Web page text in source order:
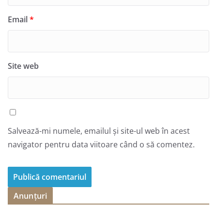
Email*
Site web
Salvează-mi numele, emailul și site-ul web în acest
navigator pentru data viitoare când o să comentez.
Anunțuri